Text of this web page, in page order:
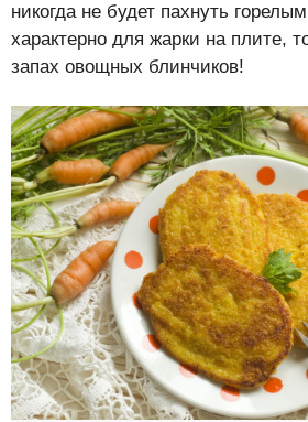
никогда не будет пахнуть
характерно для жарки на плите,
запах овощных блинчиков!